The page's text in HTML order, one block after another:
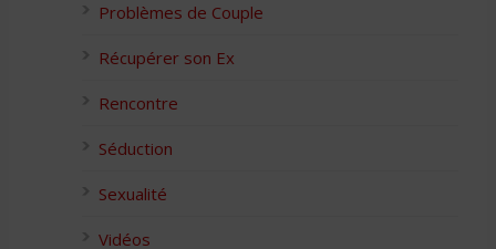
Problèmes de Couple
Récupérer son Ex
Rencontre
Séduction
Sexualité
Vidéos